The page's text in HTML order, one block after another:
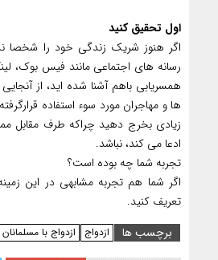
اول تحقیق کنید
اگر هنوز شریک زندگی خود را شخصا
رسانه های اجتماعی مانند فیس بوک،
همسریابی باهم آشنا شده اید، از
ها و مهاجران مورد سوء استفاده
زیادی بخرج دهید چراکه طرف مقابل
ادعا می کند، نباشد.
تجربه شما چه بوده است؟
اگر شما هم تجربه مشابهی در این زمینه
تعریف کنید.
برچسب ها
ازدواج ازدواج با مسلمانان